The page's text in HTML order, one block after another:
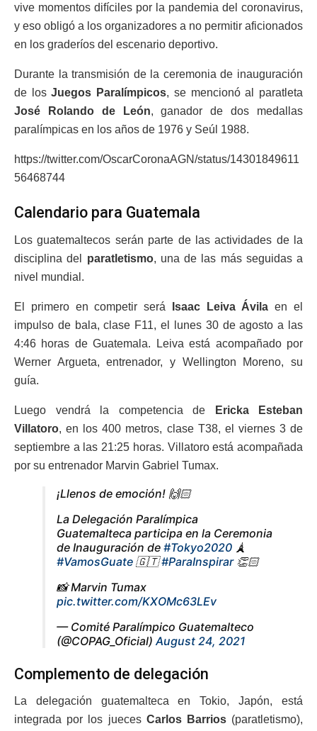
vive momentos difíciles por la pandemia del coronavirus,
y eso obligó a los organizadores a no permitir aficionados
en los graderíos del escenario deportivo.
Durante la transmisión de la ceremonia de inauguración
de losJuegos Paralímpicos, se mencionó al paratleta
José Rolando de León, ganador de dos medallas
paralímpicas en los años de 1976 y Seúl 1988.
https://twitter.com/OscarCoronaAGN/status/14301849611
56468744
Calendario para Guatemala
Los guatemaltecos serán parte de las actividades de la
disciplina del
paratletismo, una de las más seguidas a
nivel mundial.
El primero en competir será Isaac Leiva Ávila en el
impulso de bala, clase F11, el lunes 30 de agosto a las
4:46 horas de Guatemala. Leiva está acompañado por
Werner Argueta, entrenador, y Wellington Moreno, su
guía.
Luego vendrá la competencia de
Ericka Esteban
Villatoro, en los 400 metros, clase T38, el viernes 3 de
septiembre a las 21:25 horas. Villatoro está acompañada
por su entrenador Marvin Gabriel Tumax.
¡Llenos de emoción! 🙌🏻
La Delegación Paralímpica
Guatemalteca participa en la Ceremonia
de Inauguración de #Tokyo2020 🗼
#VamosGuate 🇬🇹#ParaInspirar👏🏻
📸 Marvin Tumax
pic.twitter.com/KXOMc63LEv
— Comité Paralímpico Guatemalteco
(@COPAG_Oficial)August 24, 2021
Complemento de delegación
La delegación guatemalteca en Tokio, Japón, está
integrada por los jueces Carlos Barrios(paratletismo),